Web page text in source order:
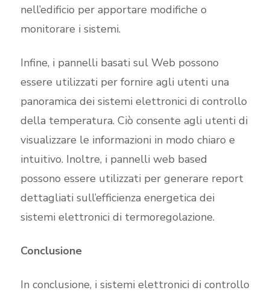
nell’edificio per apportare modifiche o
monitorare i sistemi.
Infine, i pannelli basati sul Web possono
essere utilizzati per fornire agli utenti una
panoramica dei sistemi elettronici di controllo
della temperatura. Ciò consente agli utenti di
visualizzare le informazioni in modo chiaro e
intuitivo. Inoltre, i pannelli web based
possono essere utilizzati per generare report
dettagliati sull’efficienza energetica dei
sistemi elettronici di termoregolazione.
Conclusione
In conclusione, i sistemi elettronici di controllo